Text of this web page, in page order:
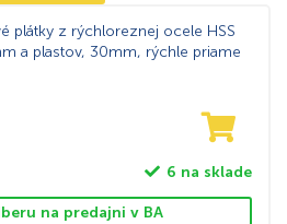
plátky z rýchloreznej ocele HSS
a plastov, 30mm, rýchle priame
6 na sklade
na predajni v BA